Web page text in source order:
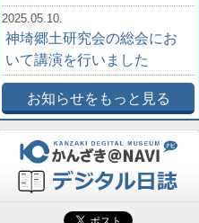
2025.05.10.
神埼郷土研究会の総会にお
いて講演を行いました
お知らせをもっと見る